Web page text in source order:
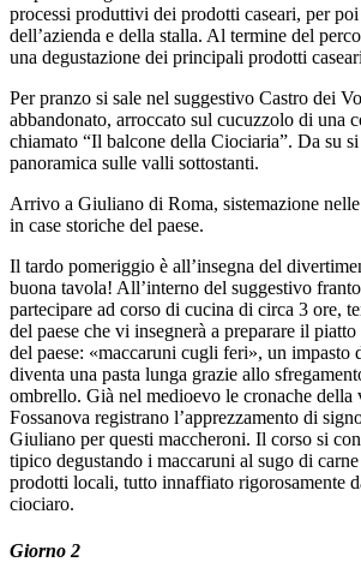
processi produttivi dei prodotti caseari, per poi
dell’azienda e della stalla. Al termine del
una degustazione dei principali prodotti
Per pranzo si sale nel suggestivo Castro dei
abbandonato, arroccato sul cucuzzolo di una
chiamato “Il balcone della Ciociaria”. Da su
panoramica sulle valli sottostanti.
Arrivo a Giuliano di Roma, sistemazione
in case storiche del paese.
Il tardo pomeriggio è all’insegna del
buona tavola! All’interno del suggestivo
partecipare ad corso di cucina di circa 3 ore,
del paese che vi insegnerà a preparare il
del paese: «maccaruni cugli feri», un impasto
diventa una pasta lunga grazie allo
ombrello. Già nel medioevo le cronache della
Fossanova registrano l’apprezzamento di
Giuliano per questi maccheroni. Il corso si
tipico degustando i maccaruni al sugo di
prodotti locali, tutto innaffiato rigorosamente
ciociaro.
Giorno 2